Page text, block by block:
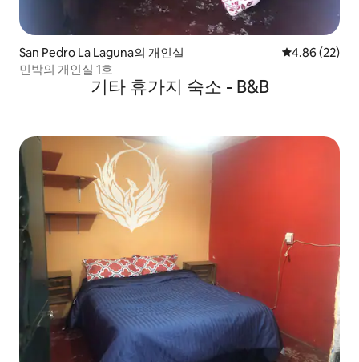
San Pedro La Laguna의 개인실 평점 4.86점(5
4.86 (22)
민박의 개인실 1호
기타 휴가지 숙소 - B&B